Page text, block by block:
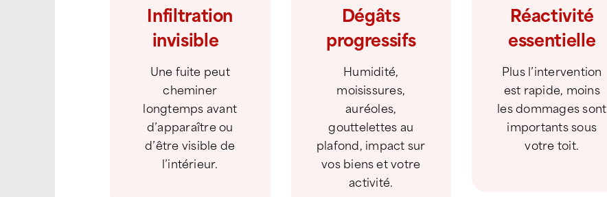
Infiltration
invisible
Une fuite peut
cheminer
longtemps avant
d’apparaître ou
d’être visible de
l’intérieur.
Dégâts
progressifs
Humidité,
moisissures,
auréoles,
gouttelettes au
plafond, impact sur
vos biens et votre
activité.
Réactivité
essentielle
Plus l’intervention
est rapide, moins
les dommages sont
importants sous
votre toit.